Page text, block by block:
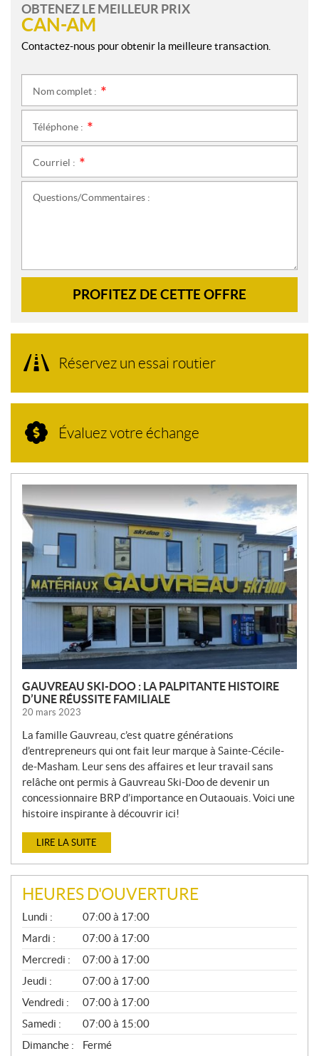
OBTENEZ LE MEILLEUR PRIX
CAN-AM
Contactez-nous pour obtenir la meilleure transaction.
Nom complet :
Téléphone :
Courriel :
Questions/Commentaires :
PROFITEZ DE CETTE OFFRE
Réservez un essai routier
Évaluez votre échange
N
O
U
V
E
L
L
E
GAUVREAU SKI-DOO : LA PALPITANTE HISTOIRE
D’UNE RÉUSSITE FAMILIALE
20 mars 2023
La famille Gauvreau, c’est quatre générations
d’entrepreneurs qui ont fait leur marque à Sainte-Cécile-
de-Masham. Leur sens des affaires et leur travail sans
relâche ont permis à Gauvreau Ski-Doo de devenir un
concessionnaire BRP d’importance en Outaouais. Voici une
histoire inspirante à découvrir ici!
LIRE LA SUITE
HEURES D'OUVERTURE
G
É
N
É
R
A
L
Lundi :
07:00 à 17:00
Mardi :
07:00 à 17:00
Mercredi :
07:00 à 17:00
Jeudi :
07:00 à 17:00
Vendredi :
07:00 à 17:00
Samedi :
07:00 à 15:00
Dimanche :
Fermé